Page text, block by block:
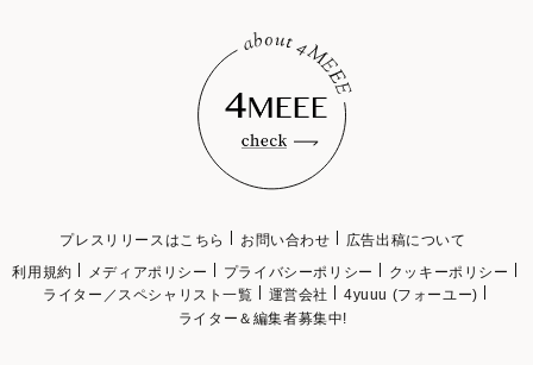
プレスリリースはこちら お問い合わせ
広告出稿について
利用規約
メディアポリシー プライバシーポリシー
クッキーポリシー
ライター／スペシャリスト一覧
運営会社
4yuuu (フォーユー)
ライター＆編集者募集中!